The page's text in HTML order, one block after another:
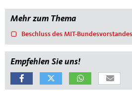
Mehr zum Thema
Beschluss des MIT-
Empfehlen Sie uns!